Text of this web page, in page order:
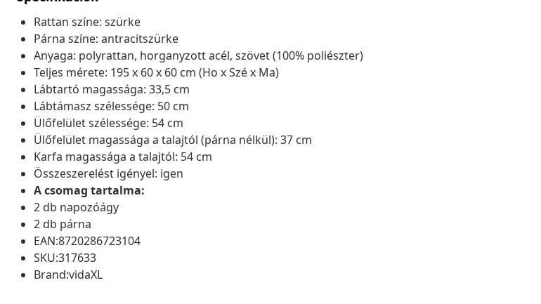
Rattan színe: szürke
Párna színe: antracitszürke
Anyaga: polyrattan, horganyzott acél, szövet (100% poliészter)
Teljes mérete: 195 x 60 x 60 cm (Ho x Szé x Ma)
Lábtartó magassága: 33,5 cm
Lábtámasz szélessége: 50 cm
Ülőfelület szélessége: 54 cm
Ülőfelület magassága a talajtól (párna nélkül): 37 cm
Karfa magassága a talajtól: 54 cm
Összeszerelést igényel: igen
A csomag tartalma:
2 db napozóágy
2 db párna
EAN:8720286723104
SKU:317633
Brand:vidaXL